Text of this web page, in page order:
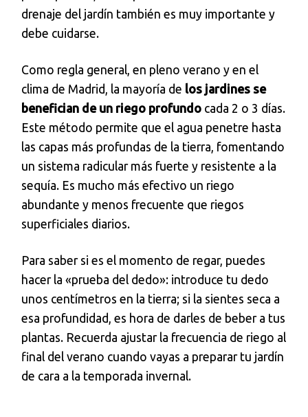
drenaje del jardín también es muy importante y
debe cuidarse.
Como regla general, en pleno verano y en el
clima de Madrid, la mayoría de los jardines se
benefician de un riego profundo cada 2 o 3 días.
Este método permite que el agua penetre hasta
las capas más profundas de la tierra, fomentando
un sistema radicular más fuerte y resistente a la
sequía. Es mucho más efectivo un riego
abundante y menos frecuente que riegos
superficiales diarios.
Para saber si es el momento de regar, puedes
hacer la «prueba del dedo»: introduce tu dedo
unos centímetros en la tierra; si la sientes seca a
esa profundidad, es hora de darles de beber a tus
plantas. Recuerda ajustar la frecuencia de riego al
final del verano cuando vayas a preparar tu jardín
de cara a la temporada invernal.